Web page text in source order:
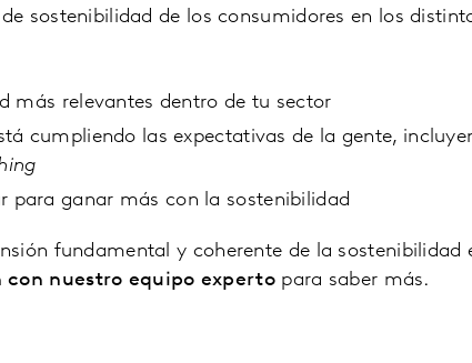
sostenibilidad de los consumidores en los
más relevantes dentro de tu sector
cumpliendo las expectativas de la gente,
para ganar más con la sostenibilidad
fundamental y coherente de la sostenibilidad
con nuestro equipo expertopara saber más.